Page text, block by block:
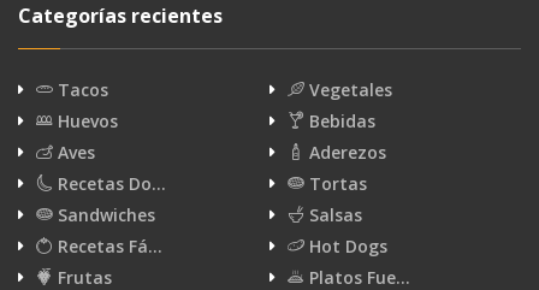
Categorías recientes
Tacos
Vegetales
Huevos
Bebidas
Aves
Aderezos
Recetas Do…
Tortas
Sandwiches
Salsas
Recetas Fá…
Hot Dogs
Frutas
Platos Fue…